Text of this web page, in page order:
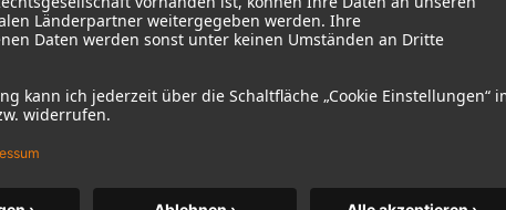
Neumanns beliebter Studiomonitor
auf neuem Niveau – mit tieferem